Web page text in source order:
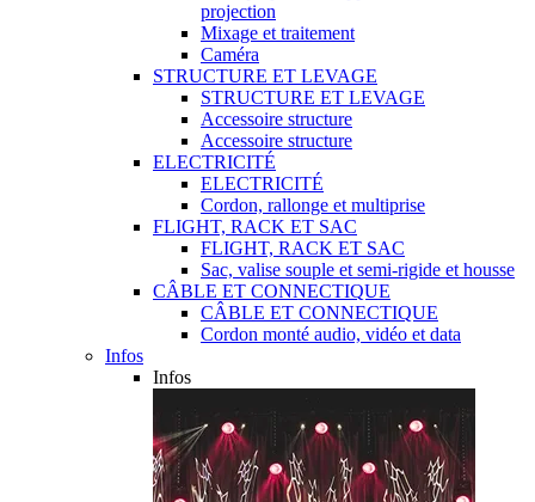
projection
Mixage et traitement
Caméra
STRUCTURE ET LEVAGE
STRUCTURE ET LEVAGE
Accessoire structure
Accessoire structure
ELECTRICITÉ
ELECTRICITÉ
Cordon, rallonge et multiprise
FLIGHT, RACK ET SAC
FLIGHT, RACK ET SAC
Sac, valise souple et semi-rigide et housse
CÂBLE ET CONNECTIQUE
CÂBLE ET CONNECTIQUE
Cordon monté audio, vidéo et data
Infos
Infos